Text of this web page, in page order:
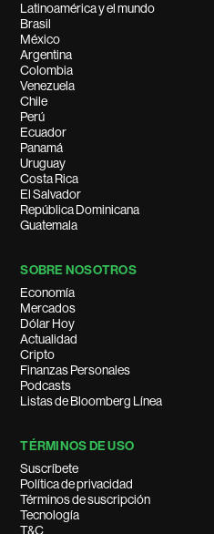
Latinoamérica y el mundo
Brasil
México
Argentina
Colombia
Venezuela
Chile
Perú
Ecuador
Panamá
Uruguay
Costa Rica
El Salvador
República Dominicana
Guatemala
SOBRE NOSOTROS
Economía
Mercados
Dólar Hoy
Actualidad
Cripto
Finanzas Personales
Podcasts
Listas de Bloomberg Línea
TÉRMINOS DE USO
Suscríbete
Política de privacidad
Términos de suscripción
Tecnología
T&C